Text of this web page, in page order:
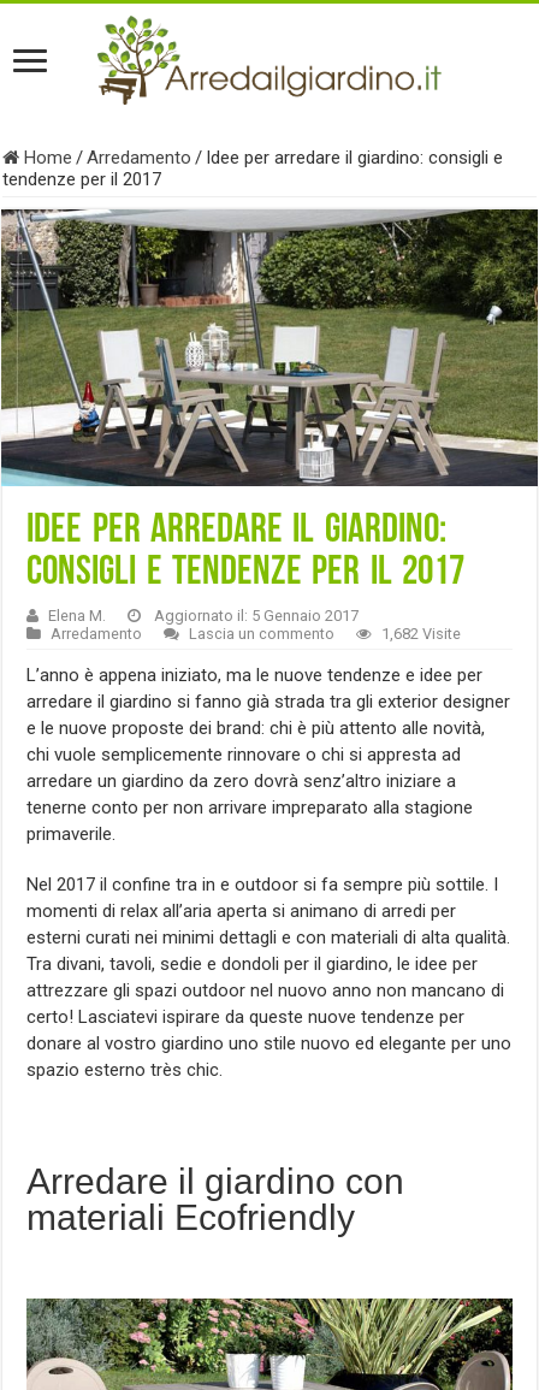
Home /Arredamento / Idee per arredare il giardino: consigli e
tendenze per il 2017
Idee per arredare il giardino:
consigli e tendenze per il 2017
Elena M.
Aggiornato il: 5 Gennaio 2017
Arredamento
Lascia un commento 1,682 Visite
L’anno è appena iniziato, ma le nuove tendenze e idee per
arredare il giardino si fanno già strada tra gli exterior designer
e le nuove proposte dei brand: chi è più attento alle novità,
chi vuole semplicemente rinnovare o chi si appresta ad
arredare un giardino da zero dovrà senz’altro iniziare a
tenerne conto per non arrivare impreparato alla stagione
primaverile.
Nel 2017 il confine tra in e outdoor si fa sempre più sottile. I
momenti di relax all’aria aperta si animano di arredi per
esterni curati nei minimi dettagli e con materiali di alta qualità.
Tra divani, tavoli, sedie e dondoli per il giardino, le idee per
attrezzare gli spazi outdoor nel nuovo anno non mancano di
certo! Lasciatevi ispirare da queste nuove tendenze per
donare al vostro giardino uno stile nuovo ed elegante per uno
spazio esterno très chic.
Arredare il giardino con
materiali Ecofriendly